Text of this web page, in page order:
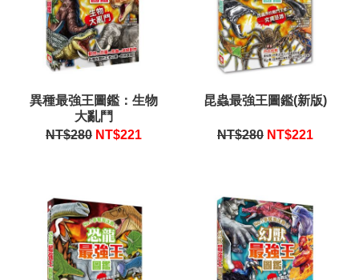
異種最強王圖鑑：生物
大亂鬥
NT$280 NT$221
昆蟲最強王圖鑑(新版)
NT$280 NT$221